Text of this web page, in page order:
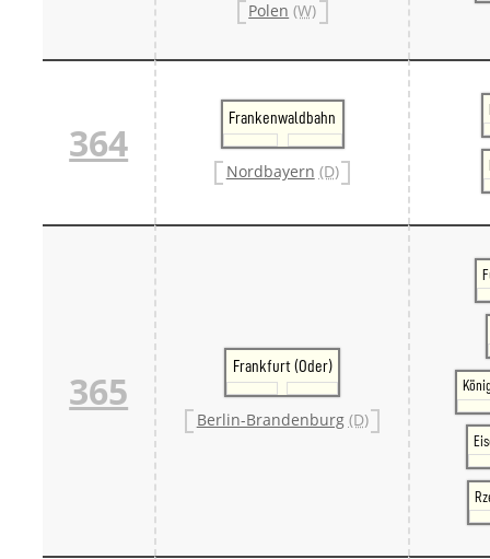
Polen (W)
364
Frankenwaldbahn
Nordbayern (D)
365
Frankfurt (Oder)
Berlin-Brandenburg (D)